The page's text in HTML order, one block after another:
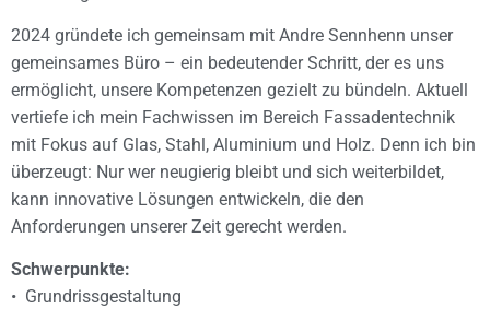
2024 gründete ich gemeinsam mit Andre Sennhenn unser
gemeinsames Büro – ein bedeutender Schritt, der es uns
ermöglicht, unsere Kompetenzen gezielt zu bündeln. Aktuell
vertiefe ich mein Fachwissen im Bereich Fassadentechnik
mit Fokus auf Glas, Stahl, Aluminium und Holz. Denn ich bin
überzeugt: Nur wer neugierig bleibt und sich weiterbildet,
kann innovative Lösungen entwickeln, die den
Anforderungen unserer Zeit gerecht werden.
Schwerpunkte:
• Grundrissgestaltung